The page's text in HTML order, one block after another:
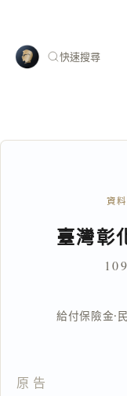
快速搜尋
資
臺灣彰
給付保險金·
原告